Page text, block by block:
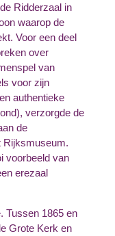
Ridderzaal in
waarop de
Voor een deel
over
van
voor zijn
authentieke
verzorgde de
de
Rijksmuseum.
voorbeeld van
erezaal
Tussen 1865 en
Grote Kerk en